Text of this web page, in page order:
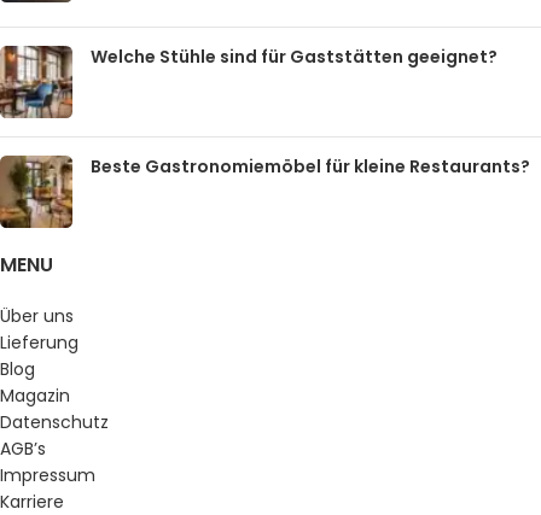
Welche Stühle sind für Gaststätten geeignet?
Beste Gastronomiemöbel für kleine Restaurants?
MENU
Über uns
Lieferung
Blog
Magazin
Datenschutz
AGB’s
Impressum
Karriere